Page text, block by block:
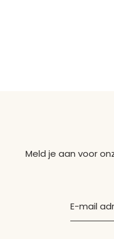
Meld je aan voor